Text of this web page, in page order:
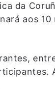
da
aos 10